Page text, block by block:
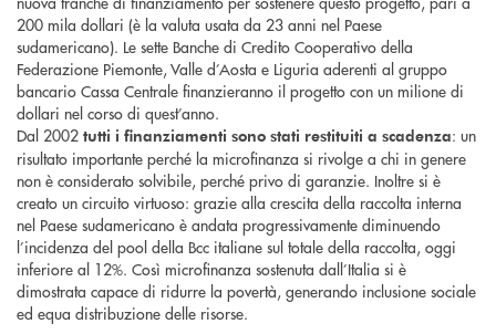
200 mila dollari (è la valuta usata da 23 anni nel Paese
sudamericano). Le sette Banche di Credito Cooperativo della
Federazione Piemonte, Valle d’Aosta e Liguria aderenti al gruppo
bancario Cassa Centrale finanzieranno il progetto con un milione di
dollari nel corso di quest’anno.
Dal 2002 tutti i finanziamenti sono stati restituiti a scadenza: un
risultato importante perché la microfinanza si rivolge a chi in genere
non è considerato solvibile, perché privo di garanzie. Inoltre si è
creato un circuito virtuoso: grazie alla crescita della raccolta interna
nel Paese sudamericano è andata progressivamente diminuendo
l’incidenza del pool della Bcc italiane sul totale della raccolta, oggi
inferiore al 12%. Così microfinanza sostenuta dall’Italia si è
dimostrata capace di ridurre la povertà, generando inclusione sociale
ed equa distribuzione delle risorse.